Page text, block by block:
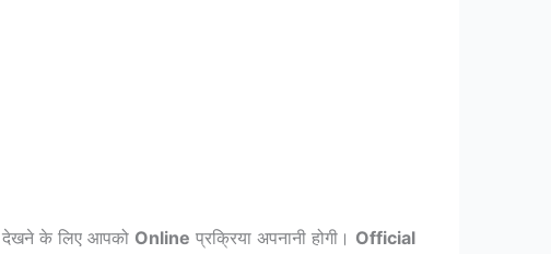
देखने के लिए आपको Online प्रक्रिया अपनानी होगी। Official